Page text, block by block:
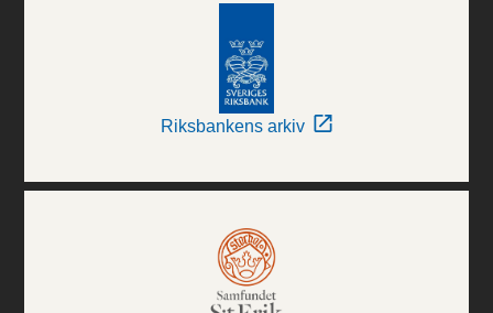
Riksbankens arkiv